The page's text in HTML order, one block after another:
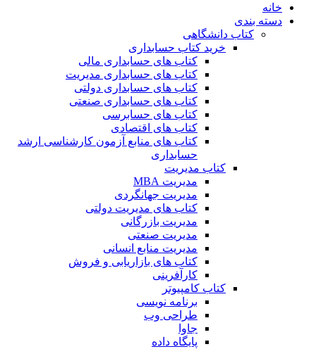
خانه
دسته بندی
کتاب دانشگاهی
خرید کتاب حسابداری
کتاب های حسابداری مالی
کتاب های حسابداری مدیریت
کتاب های حسابداری دولتی
کتاب های حسابداری صنعتی
کتاب های حسابرسی
کتاب های اقتصادی
کتاب های منابع آزمون کارشناسی ارشد
حسابداری
کتاب مدیریت
مدیریت MBA
مدیریت جهانگردی
کتاب های مدیریت دولتی
مدیریت بازرگانی
مدیریت صنعتی
مدیریت منابع انسانی
کتاب های بازاریابی و فروش
کارآفرینی
کتاب کامپیوتر
برنامه نویسی
طراحی وب
جاوا
پایگاه داده